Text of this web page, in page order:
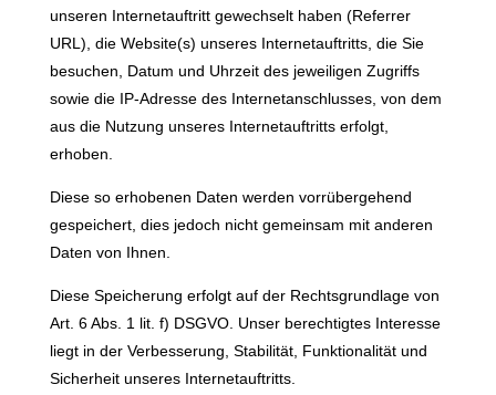
unseren Internetauftritt gewechselt haben (Referrer
URL), die Website(s) unseres Internetauftritts, die Sie
besuchen, Datum und Uhrzeit des jeweiligen Zugriffs
sowie die IP-Adresse des Internetanschlusses, von dem
aus die Nutzung unseres Internetauftritts erfolgt,
erhoben.
Diese so erhobenen Daten werden vorrübergehend
gespeichert, dies jedoch nicht gemeinsam mit anderen
Daten von Ihnen.
Diese Speicherung erfolgt auf der Rechtsgrundlage von
Art. 6 Abs. 1 lit. f) DSGVO. Unser berechtigtes Interesse
liegt in der Verbesserung, Stabilität, Funktionalität und
Sicherheit unseres Internetauftritts.